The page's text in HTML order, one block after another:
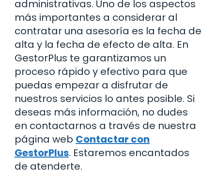
administrativas. Uno de los aspectos
más importantes a considerar al
contratar una asesoría es la fecha de
alta y la fecha de efecto de alta. En
GestorPlus te garantizamos un
proceso rápido y efectivo para que
puedas empezar a disfrutar de
nuestros servicios lo antes posible. Si
deseas más información, no dudes
en contactarnos a través de nuestra
página web Contactar con
GestorPlus. Estaremos encantados
de atenderte.